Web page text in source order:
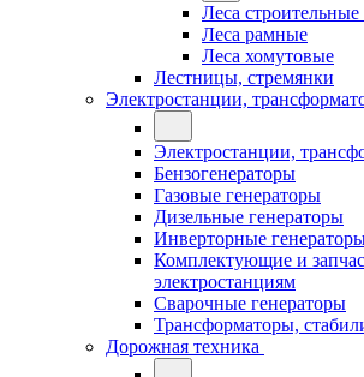
Леса строительные
Леса рамные
Леса хомутовые
Лестницы, стремянки
Электростанции,
Электростанции,
Бензогенераторы
Газовые генераторы
Дизельные генераторы
Инверторные
Комплектующие и
электростанциям
Сварочные генераторы
Трансформаторы,
Дорожная техника